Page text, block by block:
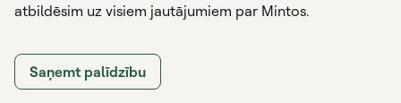
atbildēsim uz visiem jautājumiem par Mintos.
Saņemt palīdzību